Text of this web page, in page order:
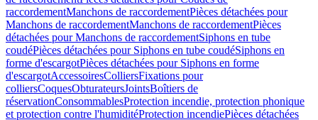
raccordementManchons de raccordementPièces détachées pour
Manchons de raccordementManchons de raccordementPièces
détachées pour Manchons de raccordementSiphons en tube
coudéPièces détachées pour Siphons en tube coudéSiphons en
forme d'escargotPièces détachées pour Siphons en forme
d'escargotAccessoiresColliersFixations pour
colliersCoquesObturateursJointsBoîtiers de
réservationConsommablesProtection incendie, protection phonique
et protection contre l'humiditéProtection incendiePièces détachées